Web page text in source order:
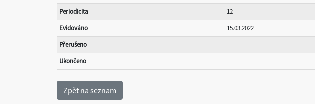
Periodicita
12
Evidováno
15.03.2022
Přerušeno
Ukončeno